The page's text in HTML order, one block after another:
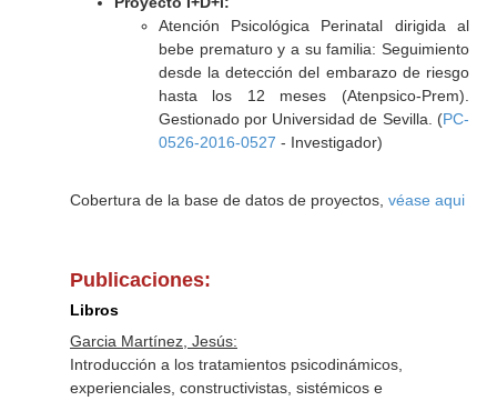
Atención Psicológica Perinatal dirigida al
bebe prematuro y a su familia: Seguimiento
desde la detección del embarazo de riesgo
hasta los 12 meses (Atenpsico-Prem).
Gestionado por Universidad de Sevilla. (PC-
0526-2016-0527 - Investigador)
Cobertura de la base de datos de proyectos, véase aqui
Publicaciones:
Libros
Garcia Martínez, Jesús:
Introducción a los tratamientos psicodinámicos,
experienciales, constructivistas, sistémicos e